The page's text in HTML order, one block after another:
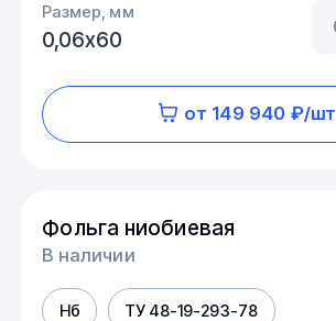
Размер, мм
0,06х60
от 149 940 ₽/шт
Фольга ниобиевая
В наличии
Нб ТУ 48-19-293-78